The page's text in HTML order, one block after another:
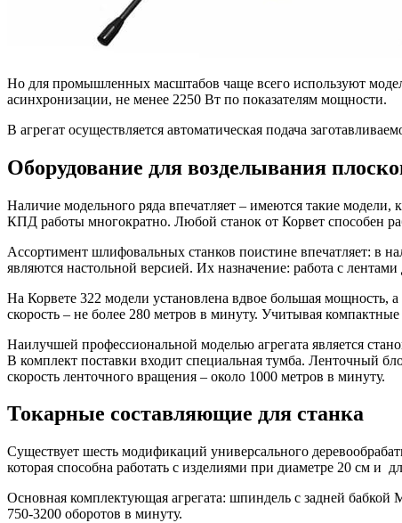
Но для промышленных масштабов чаще всего используют
асинхронизации, не менее 2250 Вт по показателям мощности.
В агрегат осуществляется автоматическая подача
Оборудование для возделывания
Наличие модельного ряда впечатляет – имеются такие
КПД работы многократно. Любой станок от Корвет способен
Ассортимент шлифовальных станков поистине впечатляет: в
являются настольной версией. Их назначение: работа с
На Корвете 322 модели установлена вдвое большая мощность,
скорость – не более 280 метров в минуту. Учитывая
Наилучшей профессиональной моделью агрегата является
В комплект поставки входит специальная тумба. Ленточный
скорость ленточного вращения – около 1000 метров в минуту.
Токарные составляющие для станка
Существует шесть модификаций универсального
которая способна работать с изделиями при диаметре 20 см
Основная комплектующая агрегата: шпиндель с задней
750-3200 оборотов в минуту.